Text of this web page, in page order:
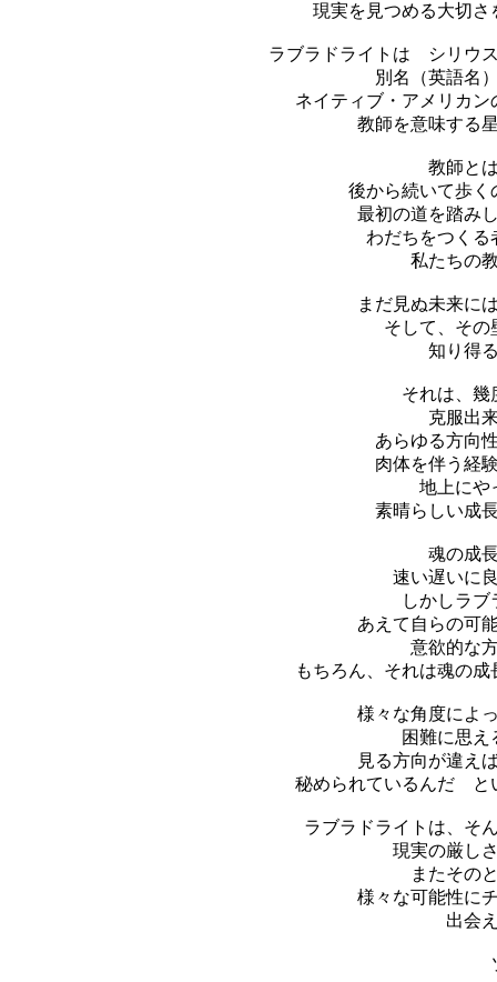
現実を見つめる大切
ラブラドライトは シリウ
別名（英語名
ネイティブ・アメリカ
教師を意味する
教師と
後から続いて歩く
最初の道を踏み
わだちをつくる
私たちの
まだ見ぬ未来に
そして、その
知り得
それは、幾
克服出
あらゆる方向
肉体を伴う経
地上にや
素晴らしい成
魂の成
速い遅いに
しかしラ
あえて自らの可
意欲的な
もちろん、それは魂の
様々な角度によ
困難に思え
見る方向が違え
秘められているんだ と
ラブラドライトは、そ
現実の厳し
またその
様々な可能性に
出会